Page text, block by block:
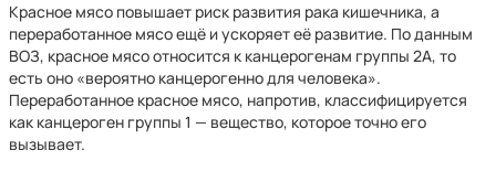
Красное мясо повышает риск развития рака кишечника, а
переработанное мясо ещё и ускоряет её развитие. По данным
ВОЗ, красное мясо относится к канцерогенам группы 2А, то
есть оно «вероятно канцерогенно для человека».
Переработанное красное мясо, напротив, классифицируется
как канцероген группы 1 — вещество, которое точно его
вызывает.